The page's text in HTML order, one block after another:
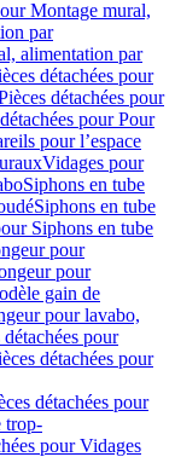
Montage mural,
par
alimentation par
détachées pour
détachées pour
pour Pour
pour l’espace
Vidages pour
Siphons en tube
Siphons en tube
Siphons en tube
pour
pour
gain de
pour lavabo,
détachées pour
détachées pour
détachées pour
trop-
pour Vidages